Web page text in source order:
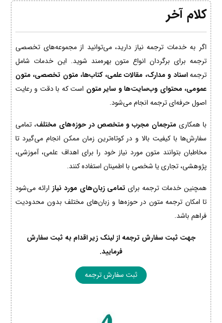
کلام آخر
اگر به خدمات ترجمه نیاز دارید، می‌توانید از مجموعه‌های تخصصی
ترجمه برای برگردان انواع متون بهره‌مند شوید. این خدمات شامل
ترجمهاسناد و مدارک، مقالات علمی، کتاب‌ها، متون تخصصی، متون
عمومی، محتوای وب‌سایت‌ها و سایر متون است که با دقت و رعایت
اصول حرفه‌ای ترجمه انجام می‌شود.
با همکاری مترجمان مجرب و متخصص در حوزه‌های مختلف، تمامی
سفارش‌ها با کیفیت بالا و در کوتاه‌ترین زمان ممکن انجام می‌گیرد تا
مخاطبان بتوانند متون مورد نیاز خود را برای اهداف علمی، آموزشی،
پژوهشی، تجاری یا شخصی با اطمینان استفاده کنند.
همچنین خدمات ترجمه برای تمامی زبان‌های مورد نیاز ارائه می‌شود
تا امکان ترجمه متون در حوزه‌ها و زبان‌های مختلف بدون محدودیت
فراهم باشد.
جهت ثبت سفارش ترجمه از لینک زیر اقدام به ثبت سفارش
فرمایید.
ثبت سفارش ترجمه